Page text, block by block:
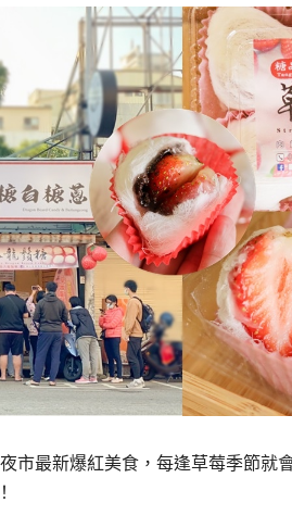
市最新爆紅美食，每逢草莓季節就